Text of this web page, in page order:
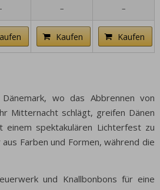
– –
Kaufen Kaufen
wo das Abbrennen von
Mitternacht schlägt, greifen Dänen
einem spektakulären Lichterfest zu
Farben und Formen, während die
und Knallbonbons für eine